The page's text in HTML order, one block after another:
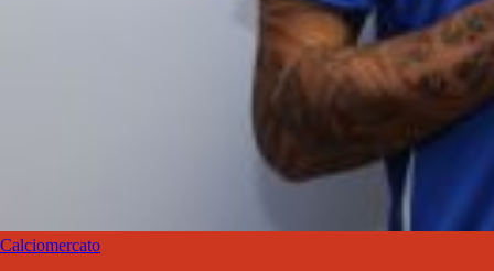
Calciomercato